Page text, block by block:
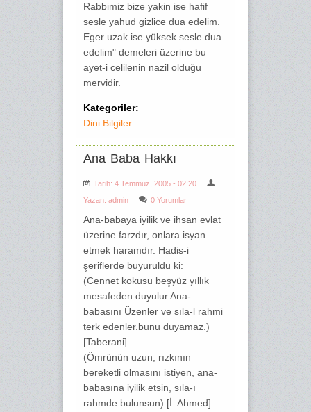
Rabbimiz bize yakin ise hafif
sesle yahud gizlice dua edelim.
Eger uzak ise yüksek sesle dua
edelim" demeleri üzerine bu
ayet-i celilenin nazil olduğu
mervidir.
Kategoriler:
Dini Bilgiler
Ana Baba Hakkı
Tarih: 4 Temmuz, 2005 - 02:20
Yazan: admin 0 Yorumlar
Ana-babaya iyilik ve ihsan evlat
üzerine farzdır, onlara isyan
etmek haramdır. Hadis-i
şeriflerde buyuruldu ki:
(Cennet kokusu beşyüz yıllık
mesafeden duyulur Ana-
babasını Üzenler ve sıla-l rahmi
terk edenler.bunu duyamaz.)
[Taberani]
(Ömrünün uzun, rızkının
bereketli olmasını istiyen, ana-
babasına iyilik etsin, sıla-ı
rahmde bulunsun) [İ. Ahmed]